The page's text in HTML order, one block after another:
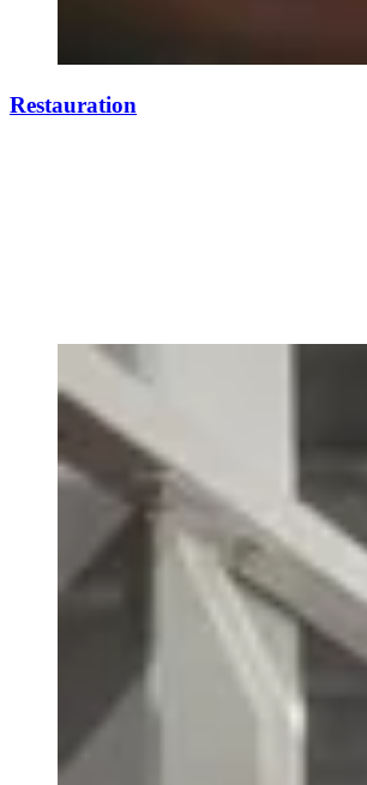
Restauration